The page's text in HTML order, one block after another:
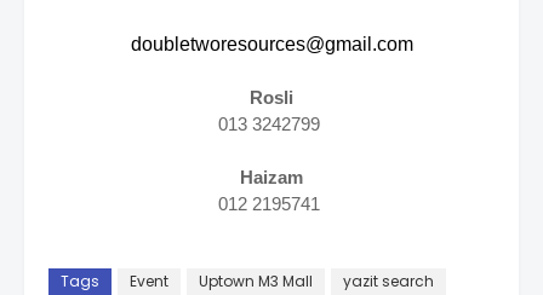
doubletworesources@gmail.com
Rosli
013 3242799
Haizam
012 2195741
Tags Event Uptown M3 Mall yazit search